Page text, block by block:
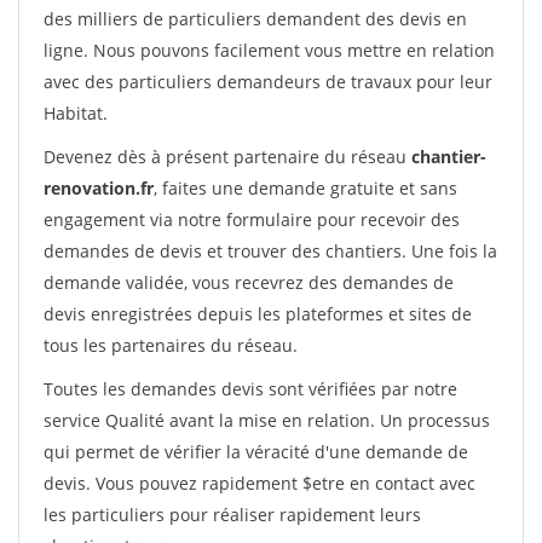
des milliers de particuliers demandent des devis en
ligne. Nous pouvons facilement vous mettre en relation
avec des particuliers demandeurs de travaux pour leur
Habitat.
Devenez dès à présent partenaire du réseau chantier-
renovation.fr, faites une demande gratuite et sans
engagement via notre formulaire pour recevoir des
demandes de devis et trouver des chantiers. Une fois la
demande validée, vous recevrez des demandes de
devis enregistrées depuis les plateformes et sites de
tous les partenaires du réseau.
Toutes les demandes devis sont vérifiées par notre
service Qualité avant la mise en relation. Un processus
qui permet de vérifier la véracité d'une demande de
devis. Vous pouvez rapidement $etre en contact avec
les particuliers pour réaliser rapidement leurs